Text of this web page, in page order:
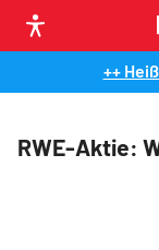
++
RWE-Aktie: